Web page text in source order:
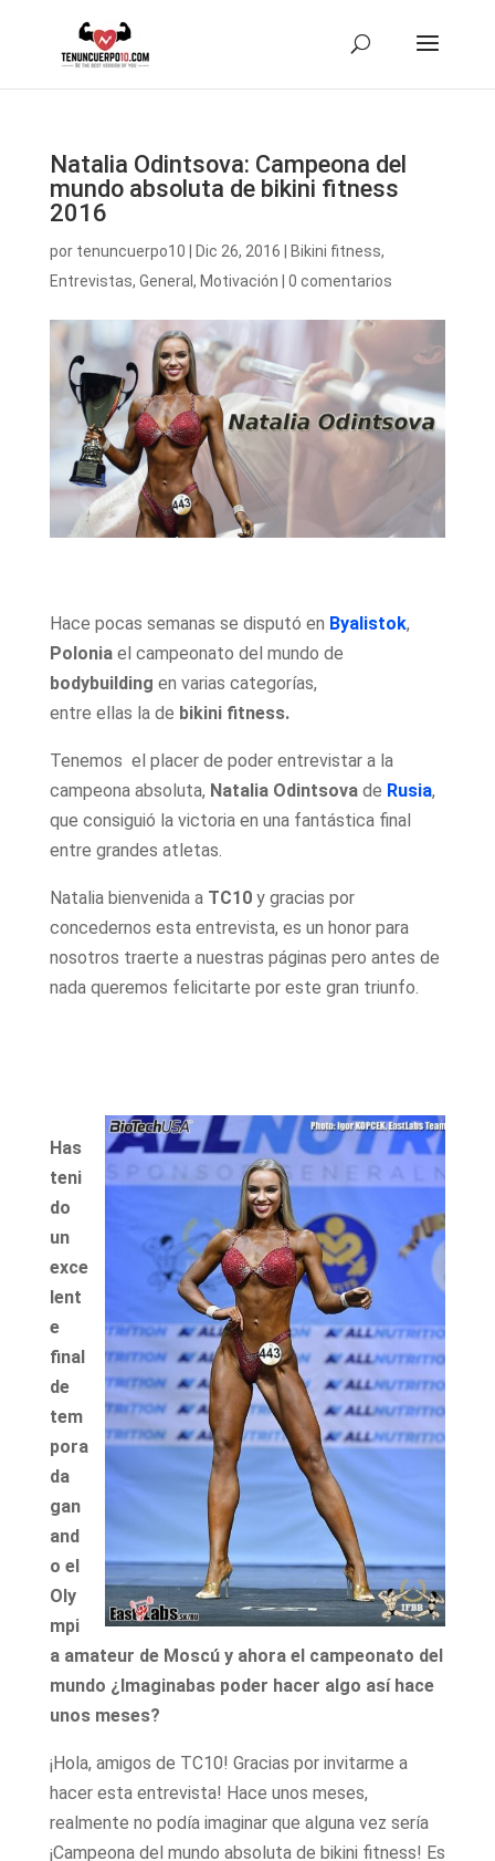
Natalia Odintsova: Campeona del
mundo absoluta de bikini fitness
2016
por tenuncuerpo10 Dic 26, 2016 Bikini fitness,
Entrevistas, General , Motivación 0 comentarios
Hace pocas semanas se disputó en Byalistok,
Poloniael campeonato del mundo de
bodybuilding en varias categorías,
entre ellas la de bikini fitness.
Tenemos el placer de poder entrevistar a la
campeona absoluta, Natalia Odintsovade Rusia,
que consiguió la victoria en una fantástica final
entre grandes atletas.
Natalia bienvenida a TC10y gracias por
concedernos esta entrevista, es un honor para
nosotros traerte a nuestras páginas pero antes de
nada queremos felicitarte por este gran triunfo.
Has
teni
do
un
exce
lent
e
final
de
tem
pora
da
gan
and
o el
Oly
mpi
a amateur de Moscú y ahora el campeonato del
mundo ¿Imaginabas poder hacer algo así hace
unos meses?
¡Hola, amigos de TC10! Gracias por invitarme a
hacer esta entrevista! Hace unos meses,
realmente no podía imaginar que alguna vez sería
¡Campeona del mundo absoluta de bikini fitness! Es